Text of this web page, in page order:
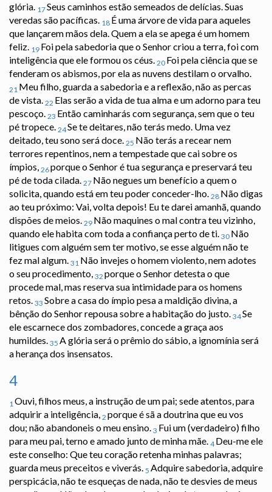
glória. 17Seus caminhos estão semeados de delícias. Suas
veredas são pacíficas. 18 É uma árvore de vida para aqueles
que lançarem mãos dela. Quem a ela se apega é um homem
feliz. 19 Foi pela sabedoria que o Senhor criou a terra, foi com
inteligência que ele formou os céus. 20 Foi pela ciência que se
fenderam os abismos, por ela as nuvens destilam o orvalho.
21 Meu filho, guarda a sabedoria e a reflexão, não as percas
de vista. 22 Elas serão a vida de tua alma e um adorno para teu
pescoço. 23 Então caminharás com segurança, sem que o teu
pé tropece. 24Se te deitares, não terás medo. Uma vez
deitado, teu sono será doce. 25 Não terás a recear nem
terrores repentinos, nem a tempestade que cai sobre os
ímpios, 26porque o Senhor é tua segurança e preservará teu
pé de toda cilada. 27 Não negues um benefício a quem o
solicita, quando está em teu poder conceder-lho. 28 Não digas
ao teu próximo: Vai, volta depois! Eu te darei amanhã, quando
dispões de meios. 29 Não maquines o mal contra teu vizinho,
quando ele habita com toda a confiança perto de ti. 30 Não
litigues com alguém sem ter motivo, se esse alguém não te
fez mal algum. 31 Não invejes o homem violento, nem adotes
o seu procedimento, 32 porque o Senhor detesta o que
procede mal, mas reserva sua intimidade para os homens
retos. 33 Sobre a casa do ímpio pesa a maldição divina, a
bênção do Senhor repousa sobre a habitação do justo. 34Se
ele escarnece dos zombadores, concede a graça aos
humildes. 35 A glória será o prêmio do sábio, a ignomínia será
a herança dos insensatos.
4
1Ouvi, filhos meus, a instrução de um pai; sede atentos, para
adquirir a inteligência, 2 porque é sã a doutrina que eu vos
dou; não abandoneis o meu ensino. 3 Fui um (verdadeiro) filho
para meu pai, terno e amado junto de minha mãe. 4 Deu-me ele
este conselho: Que teu coração retenha minhas palavras;
guarda meus preceitos e viverás. 5 Adquire sabedoria, adquire
perspicácia, não te esqueças de nada, não te desvies de meus